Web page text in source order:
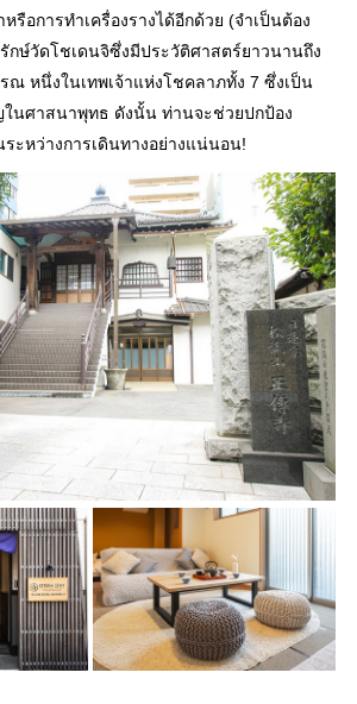
รือการทำเครื่องรางได้อีกด้วย (จำเป็นต้อง
กษ์วัดโชเดนจิซึ่งมีประวัติศาสตร์ยาวนานถึง
ณ หนึ่งในเทพเจ้าแห่งโชคลาภทั้ง 7 ซึ่งเป็น
ในศาสนาพุทธ ดังนั้น ท่านจะช่วยปกป้อง
ะหว่างการเดินทางอย่างแน่นอน!